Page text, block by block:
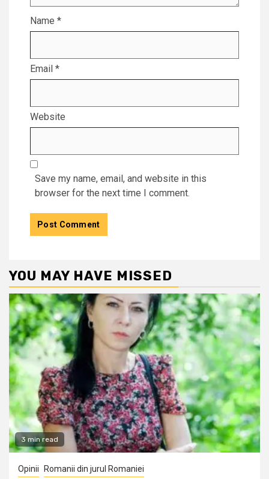
Name *
Email *
Website
Save my name, email, and website in this
browser for the next time I comment.
YOU MAY HAVE MISSED
3 min read
Opinii Romanii din jurul Romaniei